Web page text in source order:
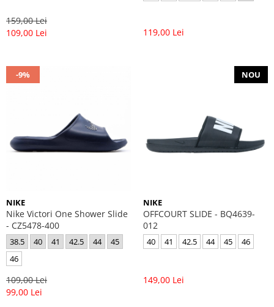
159,00 Lei
109,00 Lei
119,00 Lei
-9%
NIKE
Nike Victori One Shower Slide
- CZ5478-400
38.5 40 41 42.5 44
45
46
109,00 Lei
99,00 Lei
NOU
NIKE
OFFCOURT SLIDE - BQ4639-
012
40 41 42.5 44 45 46
149,00 Lei